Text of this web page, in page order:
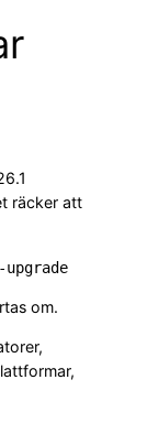
räcker att
om.